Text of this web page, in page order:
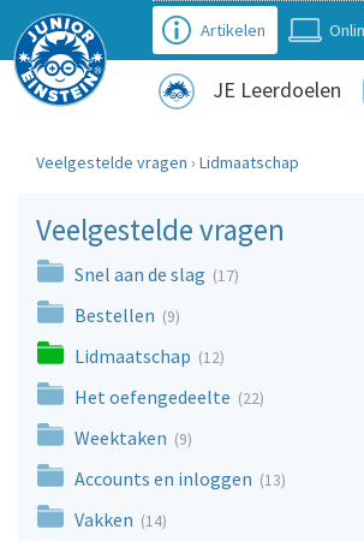
Artikelen
JE Leerdoelen
Veelgestelde vragen › Lidmaatschap
Veelgestelde vragen
Snel aan de slag (17)
Bestellen (9)
Lidmaatschap (12)
Het oefengedeelte (22)
Weektaken (9)
Accounts en inloggen (13)
Vakken (14)